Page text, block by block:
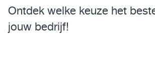
Ontdek welke keuze het
jouw bedrijf!